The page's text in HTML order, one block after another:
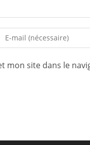
mon site dans le